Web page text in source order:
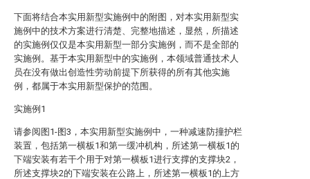
下面将结合本实用新型实施例中的附图，对本实用新型实
施例中的技术方案进行清楚、完整地描述，显然，所描述
的实施例仅仅是本实用新型一部分实施例，而不是全部的
实施例。基于本实用新型中的实施例，本领域普通技术人
员在没有做出创造性劳动前提下所获得的所有其他实施
例，都属于本实用新型保护的范围。
实施例1
请参阅图1-图3，本实用新型实施例中，一种减速防撞护栏
装置，包括第一横板1和第一缓冲机构，所述第一横板1的
下端安装有若干个用于对第一横板1进行支撑的支撑块2，
所述支撑块2的下端安装在公路上，所述第一横板1的上方